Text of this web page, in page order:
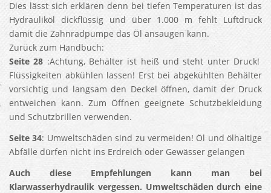
Dies lässt sich erklären denn bei tiefen Temperaturen ist das
Hydrauliköl dickflüssig und über 1.000 m fehlt Luftdruck
damit die Zahnradpumpe das Öl ansaugen kann.
Zurück zum Handbuch:
Seite 28 :Achtung, Behälter ist heiß und steht unter Druck!
Flüssigkeiten abkühlen lassen! Erst bei abgekühlten Behälter
vorsichtig und langsam den Deckel öffnen, damit der Druck
entweichen kann. Zum Öffnen geeignete Schutzbekleidung
und Schutzbrillen verwenden.
Seite 34: Umweltschäden sind zu vermeiden! Öl und ölhaltige
Abfälle dürfen nicht ins Erdreich oder Gewässer gelangen
Auch diese Empfehlungen kann man bei
Klarwasserhydraulik vergessen. Umweltschäden durch eine